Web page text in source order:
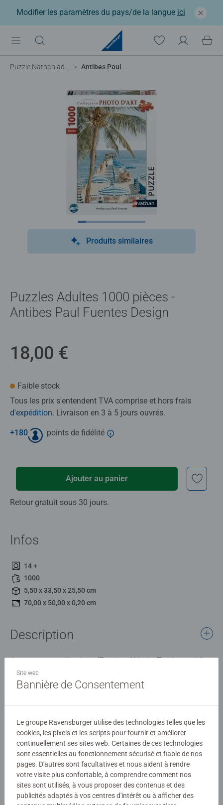
Modifier les paramètres du pays/de la langue ici
Puzzle Nathan adulte Antibes Paul Fuentes Design
Produits similaires
Puzzles Adultes 1000 pièces -
Antibes Paul Fuentes Design
18,00 €
Faible stock
Tous les prix s'entendent TVA comprise et hors frais
d'expédition. Livraison en 3 à 5 jours ouvrés.
+180 points de fidélité
Ajouter au panier
Retour gratuit sous 30 jours.
Infos
14 +
1000
5,50 x 33,50 x 25,50 cm
70,00 x 50,00 x 0,20 cm
Description
A travers ses collections (Evasion, Urbain, Tendresse, Vie
sauvage, Artiste, Nostalgie, Photo d'Art, Fantastique et
Mes Héros), Nathan dévoile une sélection raffinée
envies de puzzle. Forte de son savoir-faire dans le livre, la
marque Nathan élabore ses puzzles à partir d'images
choisies avec le plus grand soin, pour leur qualité, leur
dimension symbolique ou les émotions qu'elles suscitent.
Pour les puzzleurs entraînés, le format 1000 pièces est
idéal pour profiter de cette activité, propice au calme et à
la relaxation.
Détails
Numéro d'article:
12001861
EAN:
4005555018612
Avertissements et informations du fabricant
Produits similaires
Site web
Bannière de Consentement
Le groupe Ravensburger utilise des technologies telles que les
cookies, les pixels et les scripts pour fournir et améliorer
continuellement ses sites web. Certaines de ces technologies
sont essentielles au fonctionnement sécurisé et fiable de nos
pages. D'autres sont facultatives et nous aident à rendre
votre visite plus confortable, à comprendre comment nos
sites sont utilisés, à vous proposer des contenus et des
publicités adaptés à vos centres d'intérêt ou à afficher des